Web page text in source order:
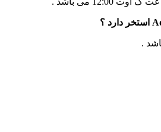
.